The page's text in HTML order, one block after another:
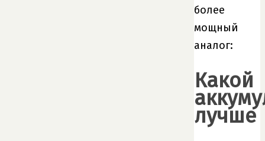
более
мощный
аналог:
Какой
лучше